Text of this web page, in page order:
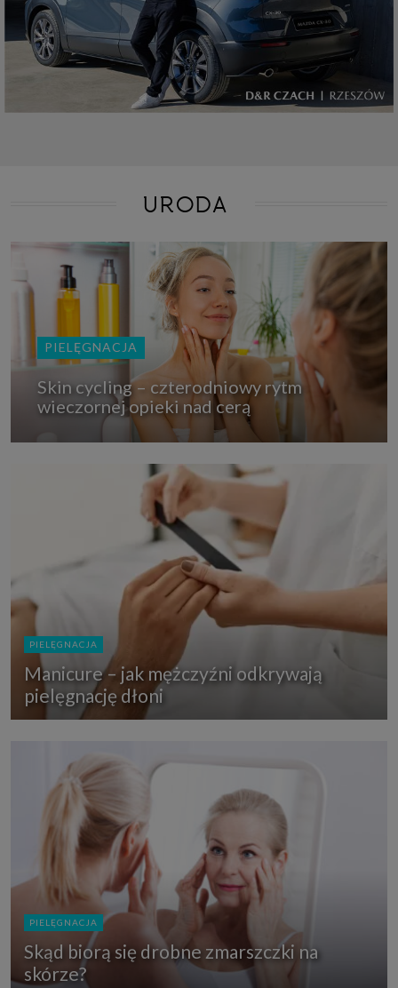
URODA
PIELĘGNACJA
Skin cycling – czterodniowy rytm
wieczornej opieki nad cerą
PIELĘGNACJA
Manicure – jak mężczyźni odkrywają
pielęgnację dłoni
PIELĘGNACJA
Skąd biorą się drobne zmarszczki na
skórze?